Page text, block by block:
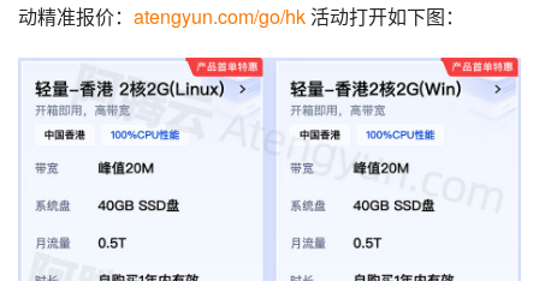
动精准报价： atengyun.com/go/hk 活动打开如下图：